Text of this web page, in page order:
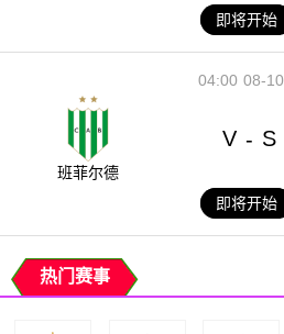
即将开始
08-10
04:00
班菲尔德
V - S
即将开始
热门赛事